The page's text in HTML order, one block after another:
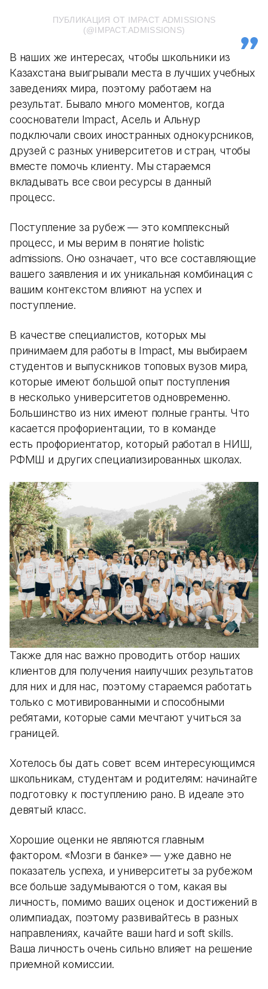
ПУБЛИКАЦИЯ ОТ IMPACT ADMISSIONS
(@IMPACT.ADMISSIONS)
В наших же интересах, чтобы школьники из
Казахстана выигрывали места в лучших учебных
заведениях мира, поэтому работаем на
результат. Бывало много моментов, когда
сооснователи Impact, Асель и Альнур
подключали своих иностранных однокурсников,
друзей с разных университетов и стран, чтобы
вместе помочь клиенту. Мы стараемся
вкладывать все свои ресурсы в данный
процесс.
Поступление за рубеж — это комплексный
процесс, и мы верим в понятие holistic
admissions. Оно означает, что все составляющие
вашего заявления и их уникальная комбинация с
вашим контекстом влияют на успех и
поступление.
В качестве специалистов, которых мы
принимаем для работы в Impact, мы выбираем
студентов и выпускников топовых вузов мира,
которые имеют большой опыт поступления
в несколько университетов одновременно.
Большинство из них имеют полные гранты. Что
касается профориентации, то в команде
есть профориентатор, который работал в НИШ,
РФМШ и других специализированных школах.
Также для нас важно проводить отбор наших
клиентов для получения наилучших результатов
для них и для нас, поэтому стараемся работать
только с мотивированными и способными
ребятами, которые сами мечтают учиться за
границей.
Хотелось бы дать совет всем интересующимся
школьникам, студентам и родителям: начинайте
подготовку к поступлению рано. В идеале это
девятый класс.
Хорошие оценки не являются главным
фактором. «Мозги в банке» — уже давно не
показатель успеха, и университеты за рубежом
все больше задумываются о том, какая вы
личность, помимо ваших оценок и достижений в
олимпиадах, поэтому развивайтесь в разных
направлениях, качайте ваши hard и soft skills.
Ваша личность очень сильно влияет на решение
приемной комиссии.